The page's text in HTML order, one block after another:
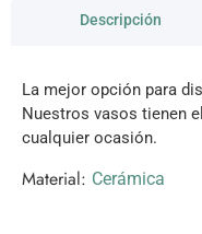
Descripción
La mejor opción para
Nuestros vasos tienen
cualquier ocasión.
Material: Cerámica